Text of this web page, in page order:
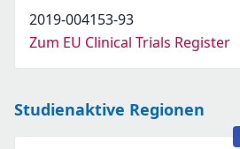
2019-004153-93
Zum EU Clinical Trials Register
Studienaktive Regionen